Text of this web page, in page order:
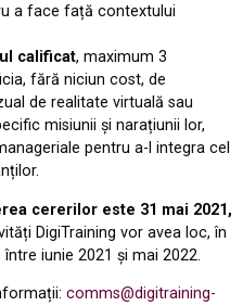
a face față contextului
calificat, maximum 3
fără niciun cost, de
de realitate virtuală sau
misiunii și narațiunii lor,
pentru a-l integra cel
cererilor este 31 mai 2021,
DigiTraining vor avea loc, în
iunie 2021 și mai 2022.
comms@digitraining-